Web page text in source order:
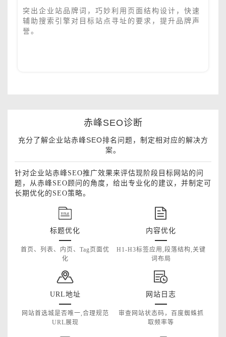
突出企业站品牌词，巧妙利用页面结构设计，快速
辅助搜索引擎对目标站点寻址的要求，提升品牌声
誉。
赤峰SEO诊断
充分了解企业站赤峰SEO排名问题，制定相对应的解决方
案。
针对企业站赤峰SEO推广效果来评估现阶段目标网站的问
题，从赤峰SEO顾问的角度，给出专业化的建议，并制定可
长期优化的SEO策略。
标题优化
首页、列表、内页、Tag页面优
化
内容优化
H1-H3标签应用,段落结构,关键
词布局
URL地址
网站首选城是否唯一,合理规范
URL展现
网站日志
审查网站状态码，百度蜘蛛抓
取频率等